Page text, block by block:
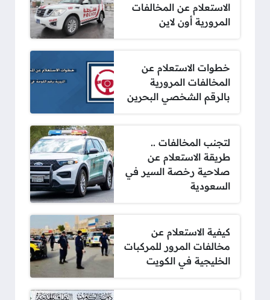
الاستعلام عن المخالفات
المرورية أون لاين
خطوات الاستعلام عن
المخالفات المرورية
بالرقم الشخصي البحرين
لتجنب المخالفات ..
طريقة الاستعلام عن
صلاحية رخصة السير في
السعودية
كيفية الاستعلام عن
مخالفات المرور للمركبات
الخليجية في الكويت